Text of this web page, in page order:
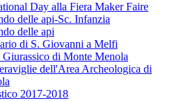
Day alla Fiera Maker Faire
delle api-Sc. Infanzia
delle api
di S. Giovanni a Melfi
Giurassico di Monte Menola
dell'Area Archeologica di
2017-2018